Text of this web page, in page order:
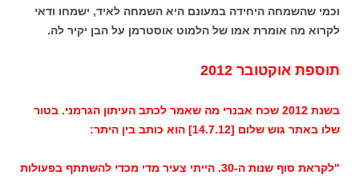
וכמי שהשמחה היחידה במעונם היא השמחה לאיד, ישמחו ודאי
לקרוא מה אומרת אמו של הלמוט אוסטרמן על הבן יקיר לה.
תוספת אוקטובר 2012
בשנת 2012 שכח אבנרי מה שאמר לכתב העיתון הגרמני. בטור
שלו באתר גוש שלום [14.7.12] הוא כותב בין היתר:
"לקראת סוף שנות ה-30. הייתי צעיר מדי מכדי להשתתף בפעולות